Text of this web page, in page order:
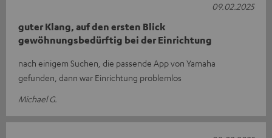
guter Klang, auf den ersten Blick
gewöhnungsbedürftig bei der Einrichtung
nach einigem Suchen, die passende App von Yamaha
gefunden, dann war Einrichtung problemlos
Michael G.
09.02.2025